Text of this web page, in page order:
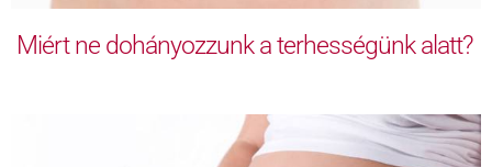
Miért ne dohányozzunk a terhességünk alatt?